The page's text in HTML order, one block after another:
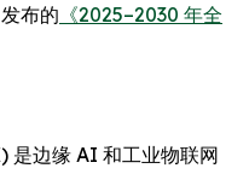
布的 《2025–2030 年全
边缘 AI 和工业物联网